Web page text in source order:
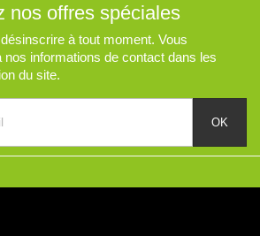
nos offres spéciales
à tout moment. Vous
nos informations de contact dans les
du site.